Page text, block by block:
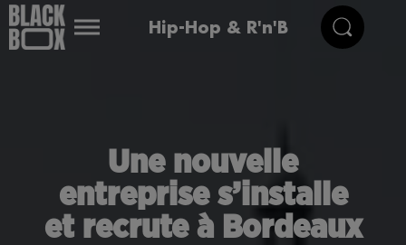
Hip-Hop & R'n'B
Une nouvelle
entreprise s’installe
et recrute à Bordeaux